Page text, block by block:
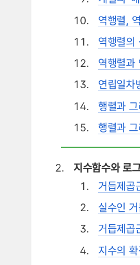
역행렬,
역행렬의
역행렬과
연립일차
행렬과
행렬과
지수함수와 로
거듭제곱
실수인
거듭제곱
지수의